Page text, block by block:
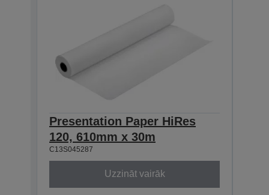
Presentation Paper HiRes
120, 610mm x 30m
C13S045287
Uzzināt vairāk